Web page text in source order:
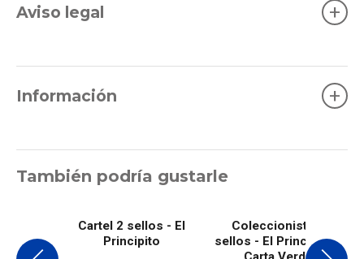
Aviso legal +
Información +
También podría gustarle
Cartel 2 sellos - El
Principito
Coleccionista 4
sellos - El Principito -